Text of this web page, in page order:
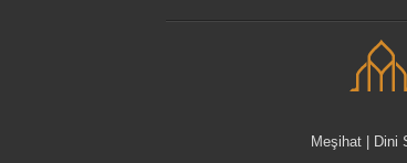
Meşihat | Dini